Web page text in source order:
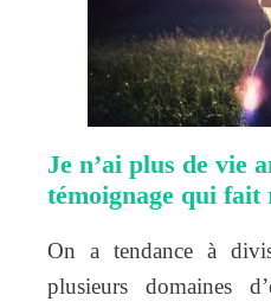
Je n’ai plus de vie
témoignage qui
On a tendance à
plusieurs domaines